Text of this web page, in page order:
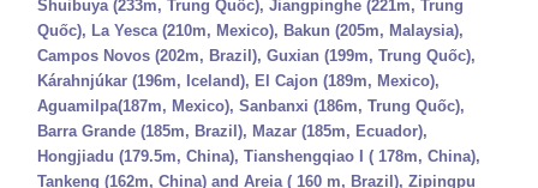
Shuibuya (233m, Trung Quốc), Jiangpinghe (221m, Trung
Quốc), La Yesca (210m, Mexico), Bakun (205m, Malaysia),
Campos Novos (202m, Brazil), Guxian (199m, Trung Quốc),
Kárahnjúkar (196m, Iceland), El Cajon (189m, Mexico),
Aguamilpa(187m, Mexico), Sanbanxi (186m, Trung Quốc),
Barra Grande (185m, Brazil), Mazar (185m, Ecuador),
Hongjiadu (179.5m, China), Tianshengqiao I ( 178m, China),
Tankeng (162m, China) and Areia ( 160 m, Brazil), Zipingpu